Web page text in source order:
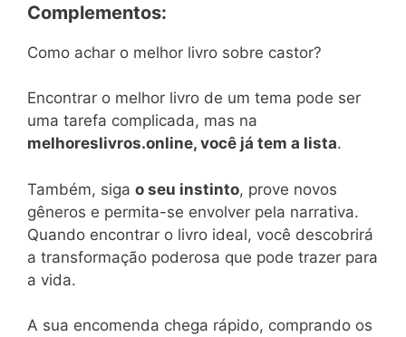
Complementos:
Como achar o melhor livro sobre castor?
Encontrar o melhor livro de um tema pode ser
uma tarefa complicada, mas na
melhoreslivros.online, você já tem a lista.
Também, siga o seu instinto, prove novos
gêneros e permita-se envolver pela narrativa.
Quando encontrar o livro ideal, você descobrirá
a transformação poderosa que pode trazer para
a vida.
A sua encomenda chega rápido, comprando os